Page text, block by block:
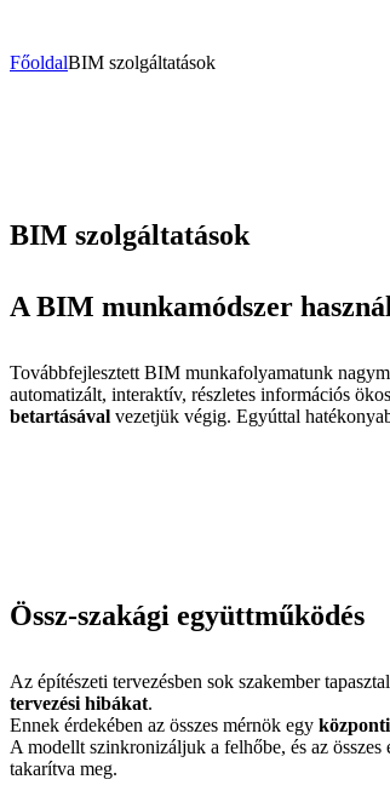
FőoldalBIM szolgáltatások
BIM szolgáltatások
A BIM munkamódszer
Továbbfejlesztett BIM munkafolyamatunk
automatizált, interaktív, részletes információs
betartásával vezetjük végig. Egyúttal
Össz-szakági együttműködés
Az építészeti tervezésben sok szakember
tervezési hibákat.
Ennek érdekében az összes mérnök egy
A modellt szinkronizáljuk a felhőbe, és az
takarítva meg.